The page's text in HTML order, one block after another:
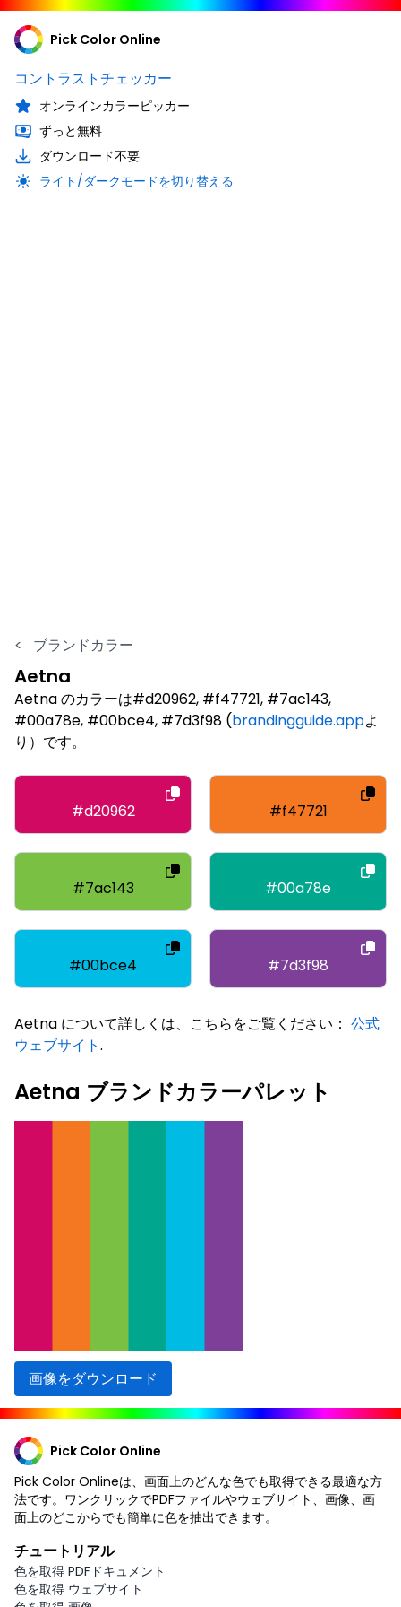
Pick Color Online
コントラストチェッカー
オンラインカラーピッカー
ずっと無料
ダウンロード不要
ライト/ダークモードを切り替える
< ブランドカラー
Aetna
Aetna のカラーは#d20962, #f47721, #7ac143,
#00a78e, #00bce4, #7d3f98 (brandingguide.appよ
り）です。
#d20962 #f47721
#7ac143 #00a78e
#00bce4 #7d3f98
Aetna について詳しくは、こちらをご覧ください： 公式
ウェブサイト.
Aetna ブランドカラーパレット
画像をダウンロード
Pick Color Online
Pick Color Onlineは、画面上のどんな色でも取得できる最適な方
法です。ワンクリックでPDFファイルやウェブサイト、画像、画
面上のどこからでも簡単に色を抽出できます。
チュートリアル
色を取得 PDFドキュメント
色を取得 ウェブサイト